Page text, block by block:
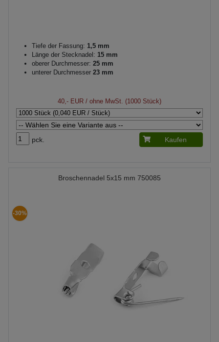
Tiefe der Fassung: 1,5 mm
Länge der Stecknadel: 15 mm
oberer Durchmesser: 25 mm
unterer Durchmesser 23 mm
40,- EUR / ohne MwSt. (1000 Stück)
pck. Kaufen
Broschennadel 5x15 mm 750085
-30%